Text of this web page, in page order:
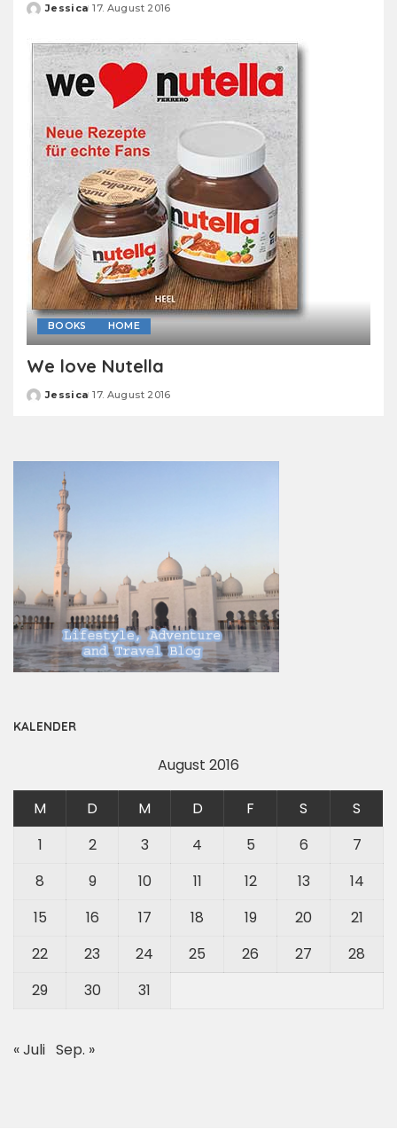
Posted
Jessica 17. August 2016
BOOKS HOME
We love Nutella
Posted
Jessica 17. August 2016
KALENDER
August 2016
M D M D F S
S
1
2 3 4 5 6
7
8
9 10 11 12 13
14
15
16 17 18 19 20
21
22
23 24 25 26 27
28
29
30 31
« Juli Sep. »